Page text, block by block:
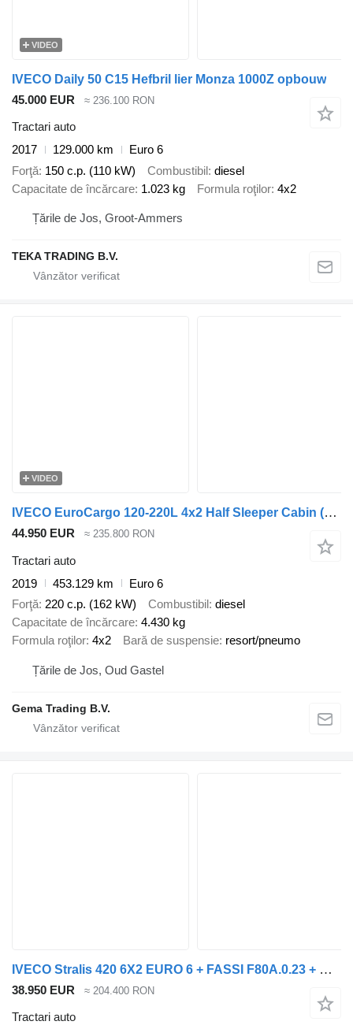
VIDEO
IVECO Daily 50 C15 Hefbril lier Monza 1000Z opbouw
45.000 EUR
≈ 236.100 RON
Tractari auto
2017
129.000 km
Euro 6
Forţă 150 c.p. (110 kW) Combustibil diesel
Capacitate de încărcare 1.023 kg Formula roţilor 4x2
Țările de Jos, Groot-Ammers
TEKA TRADING B.V.
VIDEO
IVECO EuroCargo 120-220L 4x2 Half Sleeper Cabin (3 Persons) Euro6C - S
44.950 EUR ≈ 235.800 RON
Tractari auto
2019
453.129 km
Euro 6
Forţă 220 c.p. (162 kW) Combustibil diesel
Capacitate de încărcare 4.430 kg
Formula roţilor 4x2 Bară de suspensie resort/pneumo
Țările de Jos, Oud Gastel
Gema Trading B.V.
IVECO Stralis 420 6X2 EURO 6 + FASSI F80A.0.23 + HYDRAULIC RAMP + WINC
38.950 EUR ≈ 204.400 RON
Tractari auto